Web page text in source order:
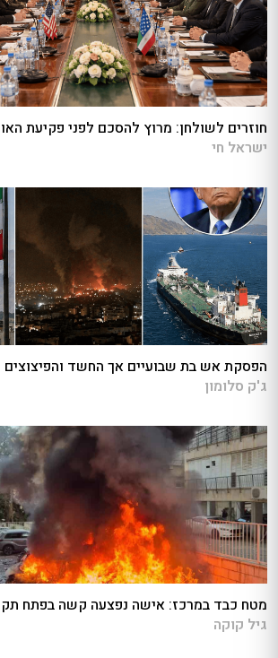
חוזרים לשולחן: מרוץ להסכם לפני פקיעת
ישראל חי
הפסקת אש בת שבועיים אך החשד
ג'ק סלומון
מטח כבד במרכז: אישה נפצעה קשה בפתח
גיל קוקה